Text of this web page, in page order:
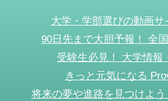
大学・学部選びの動画サ
90日先まで大胆予報！ 全
受験生必見！ 大学情報
きっと元気になる
将来の夢や進路を見つけよう